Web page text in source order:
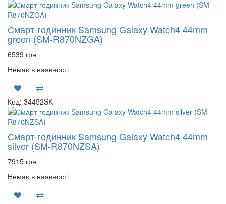
Смарт-годинник Samsung Galaxy Watch4 44mm
green (SM-R870NZGA)
6539 грн
Немає в наявності
Код: 34452SK
Смарт-годинник Samsung Galaxy Watch4 44mm
silver (SM-R870NZSA)
7915 грн
Немає в наявності